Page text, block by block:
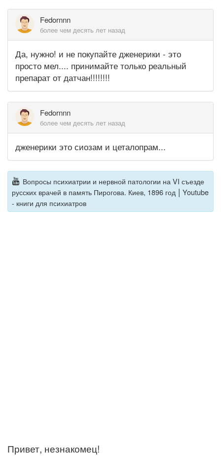
Fedornnn
более чем десять лет назад
Да, нужно! и не покупайте дженерики - это
просто мел.... принимайте только реальный
препарат от датчан!!!!!!!!
Fedornnn
более чем десять лет назад
дженерики это сиозам и цеталопрам...
Вопросы психиатрии и нервной патологии на VI съезде
русских врачей в память Пирогова. Киев, 1896 год | Youtube
- книги для психиатров
Привет, незнакомец!